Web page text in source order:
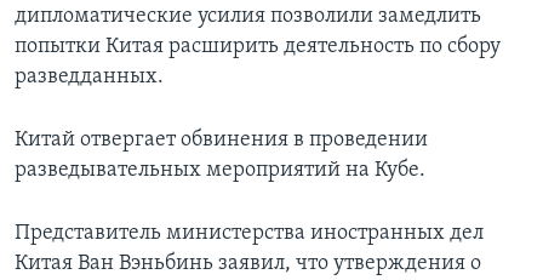
дипломатические усилия позволили замедлить
попытки Китая расширить деятельность по сбору
разведданных.
Китай отвергает обвинения в проведении
разведывательных мероприятий на Кубе.
Представитель министерства иностранных дел
Китая Ван Вэньбинь заявил, что утверждения о